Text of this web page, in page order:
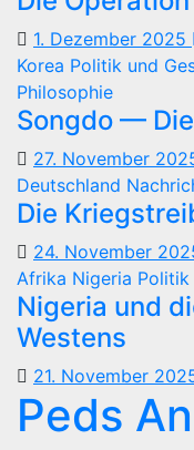
1. Dezember 2025
Korea Politik und
Philosophie
Songdo —
27. November
Deutschland
Die
24. November
Afrika Nigeria Politik
Nigeria und
Westens
21. November
Peds